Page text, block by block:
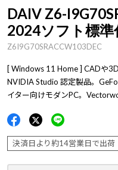
DAIV Z6-
2024ソフト標準
Z6I9G70SRACCW103DEC
[ Windows 11 Home ] CADや
NVIDIA Studio 認定製品。
イター向けモダンPC。
決済日より約14営業日で出荷